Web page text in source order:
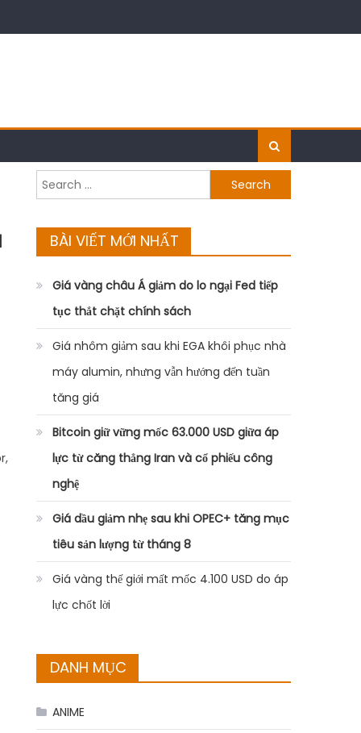
Search
for:
BÀI VIẾT MỚI NHẤT
Giá vàng châu Á giảm do lo ngại Fed tiếp
tục thắt chặt chính sách
Giá nhôm giảm sau khi EGA khôi phục nhà
máy alumin, nhưng vẫn hướng đến tuần
tăng giá
Bitcoin giữ vững mốc 63.000 USD giữa áp
lực từ căng thẳng Iran và cổ phiếu công
nghệ
Giá dầu giảm nhẹ sau khi OPEC+ tăng mục
tiêu sản lượng từ tháng 8
Giá vàng thế giới mất mốc 4.100 USD do áp
lực chốt lời
DANH MỤC
ANIME